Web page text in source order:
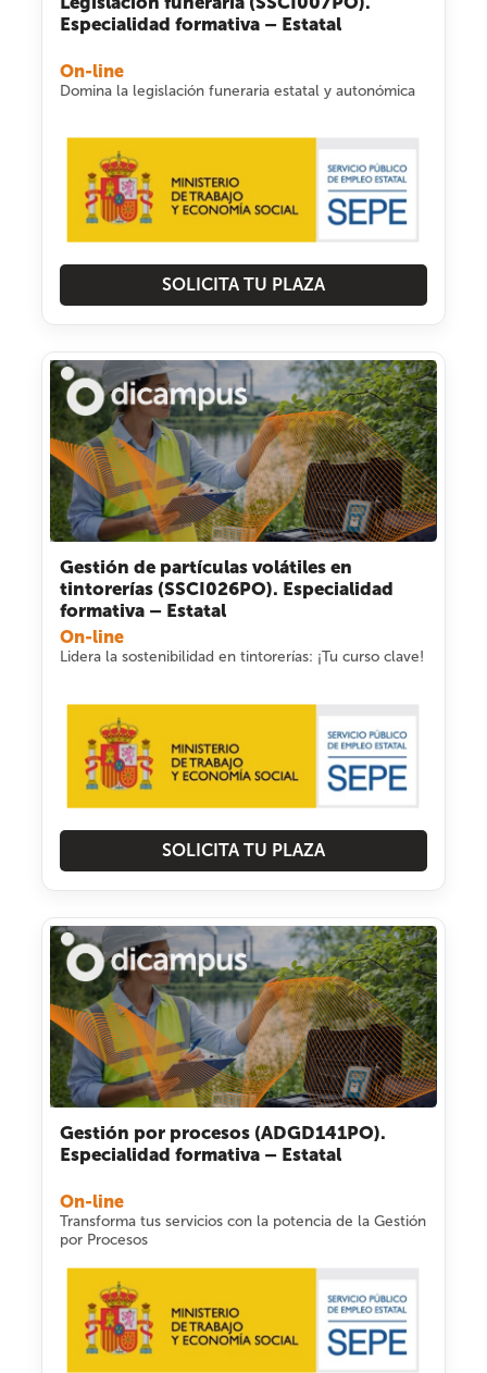
Especialidad formativa – Estatal
On-line
Domina la legislación funeraria estatal y autonómica
SOLICITA TU PLAZA
Gestión de partículas volátiles en
tintorerías (SSCI026PO). Especialidad
formativa – Estatal
On-line
Lidera la sostenibilidad en tintorerías: ¡Tu curso clave!
SOLICITA TU PLAZA
Gestión por procesos (ADGD141PO).
Especialidad formativa – Estatal
On-line
Transforma tus servicios con la potencia de la Gestión
por Procesos